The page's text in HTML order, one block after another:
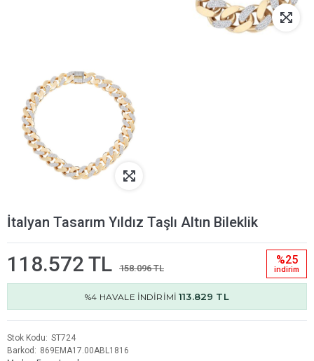
İtalyan Tasarım Yıldız Taşlı Altın Bileklik
118.572 TL 158.096 TL
%25
i̇ndi̇ri̇m
%4 HAVALE İNDİRİMİ113.829 TL
Stok Kodu
ST724
Barkod
869EMA17.00ABL1816